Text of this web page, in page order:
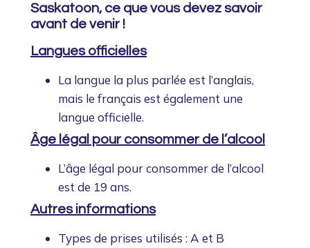
Saskatoon, ce que vous devez savoir
avant de venir !
Langues officielles
La langue la plus parlée est l’anglais,
mais le français est également une
langue officielle.
Âge légal pour consommer de l’alcool
L’âge légal pour consommer de l’alcool
est de 19 ans.
Autres informations
Types de prises utilisés : A et B